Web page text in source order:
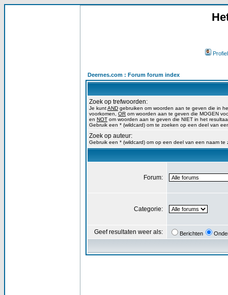
Profiel
Deernes.com : Forum forum index
Zoek op trefwoorden:
Je kuntAND gebruiken om woorden aan te geven die in
voorkomen, OR om woorden aan te geven die MOGEN
en NOT om woorden aan te geven die NIET in het
Gebruik een * (wildcard) om te zoeken op een deel van
Zoek op auteur:
Gebruik een * (wildcard) om op een deel van een naam te
Forum:
Categorie:
Geef resultaten weer als: Berichten